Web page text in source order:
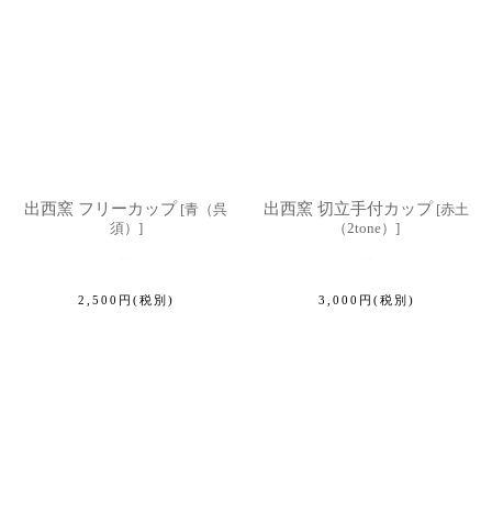
出西窯 フリーカップ [青（呉
須） ]
2,500 円 (税別)
出西窯 切立手付カップ [赤土
（2tone） ]
3,000 円 (税別)